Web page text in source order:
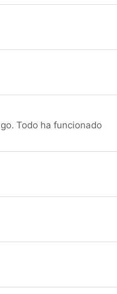
Todo ha funcionado